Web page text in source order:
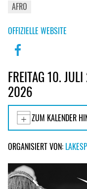
AFRO
OFFIZIELLE WEBSITE
FREITAG 10.
2026
ZUM KALENDER
ORGANISIERT VON: